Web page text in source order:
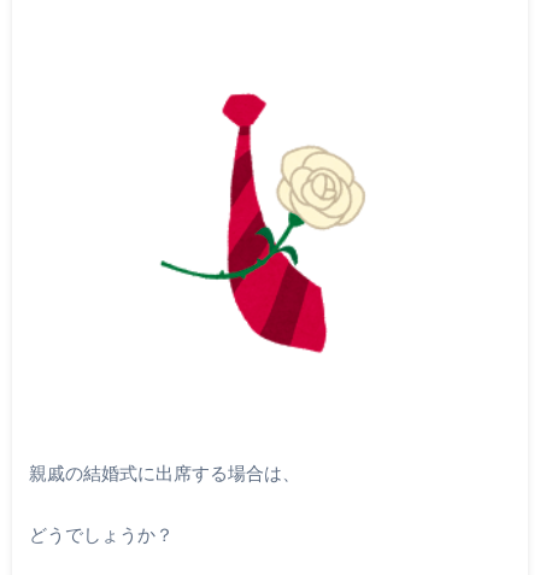
親戚の結婚式に出席する場合は、
どうでしょうか？